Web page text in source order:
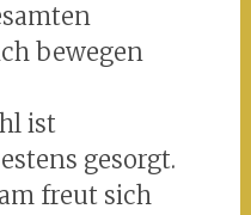
bewegen
ist
gesorgt.
freut sich